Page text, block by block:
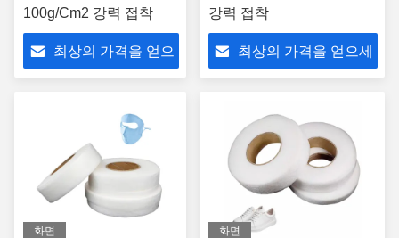
100g/Cm2 강력 접착
최상의 가격을 얻으
강력 접착
최상의 가격을 얻으세
화면 화면